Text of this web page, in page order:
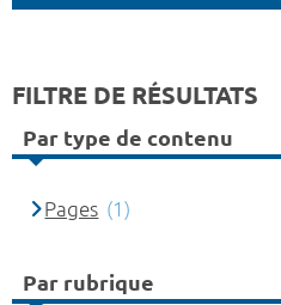
FILTRE DE RÉSULTATS
Par type de contenu
Pages (1)
Par rubrique